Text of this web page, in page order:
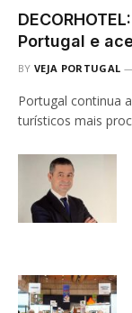
Portugal e
BY VEJA PORTUGAL
Portugal continua
turísticos mais